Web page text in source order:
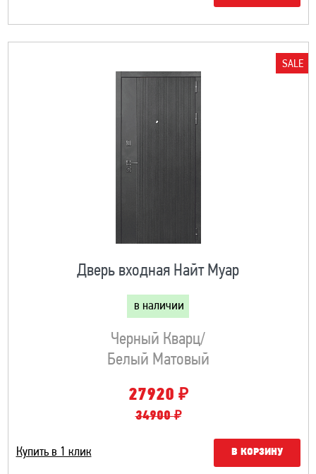
SALE
Дверь входная Найт Муар
в наличии
Черный Кварц/
Белый Матовый
27920 ₽
34900 ₽
Купить в 1 клик В КОРЗИНУ